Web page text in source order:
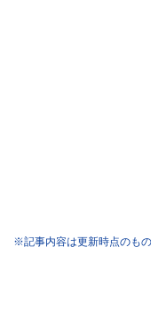
※記事内容は更新時点のも